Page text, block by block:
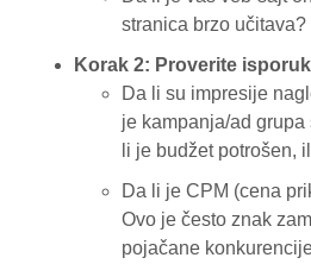
stranica brzo učitava?
Korak 2: Proverite
Da li su impresije
je kampanja/ad
li je budžet potrošen,
Da li je CPM (cena
Ovo je često znak
pojačane